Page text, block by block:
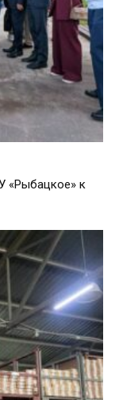
«Рыбацкое» к